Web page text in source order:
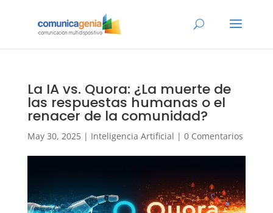
La IA vs. Quora: ¿La muerte de
las respuestas humanas o el
renacer de la comunidad?
May 30, 2025| Inteligencia Artificial | 0 Comentarios